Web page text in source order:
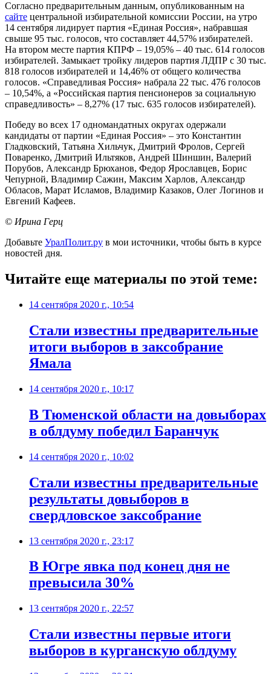
Согласно предварительным данным, опубликованным на
сайте центральной избирательной комиссии России, на утро
14 сентября лидирует партия «Единая Россия», набравшая
свыше 95 тыс. голосов, что составляет 44,57% избирателей.
На втором месте партия КПРФ – 19,05% – 40 тыс. 614 голосов
избирателей. Замыкает тройку лидеров партия ЛДПР с 30 тыс.
818 голосов избирателей и 14,46% от общего количества
голосов. «Справедливая Россия» набрала 22 тыс. 476 голосов
– 10,54%, а «Российская партия пенсионеров за социальную
справедливость» – 8,27% (17 тыс. 635 голосов избирателей).
Победу во всех 17 одномандатных округах одержали
кандидаты от партии «Единая Россия» – это Константин
Гладковский, Татьяна Хильчук, Дмитрий Фролов, Сергей
Поваренко, Дмитрий Ильтяков, Андрей Шиншин, Валерий
Порубов, Александр Брюханов, Федор Ярославцев, Борис
Чепурной, Владимир Сажин, Максим Харлов, Александр
Обласов, Марат Исламов, Владимир Казаков, Олег Логинов и
Евгений Кафеев.
© Ирина Герц
Добавьте УралПолит.ру в мои источники, чтобы быть в курсе
новостей дня.
Читайте еще материалы по этой теме:
14 сентября 2020 г., 10:54
Стали известны предварительные
итоги выборов в заксобрание
Ямала
14 сентября 2020 г., 10:17
​В Тюменской области на довыборах
в облдуму победил Баранчук
14 сентября 2020 г., 10:02
Стали известны предварительные
результаты довыборов в
свердловское заксобрание
13 сентября 2020 г., 23:17
В Югре явка под конец дня не
превысила 30%
13 сентября 2020 г., 22:57
Стали известны первые итоги
выборов в курганскую облдуму